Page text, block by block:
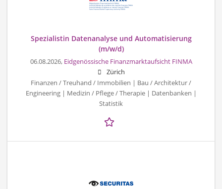
Spezialistin Datenanalyse und Automatisierung
(m/w/d)
06.08.2026, Eidgenössische Finanzmarktaufsicht FINMA
Zürich
Finanzen / Treuhand / Immobilien | Bau / Architektur /
Engineering | Medizin / Pflege / Therapie | Datenbanken |
Statistik